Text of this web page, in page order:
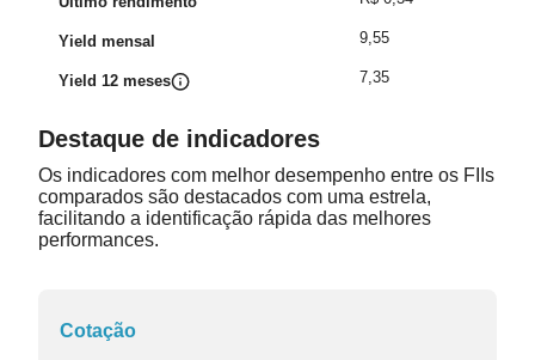
Yield mensal
Yield 12 meses
9,55
7,35
Destaque de indicadores
Os indicadores com melhor desempenho entre os FIIs
comparados são destacados com uma estrela,
facilitando a identificação rápida das melhores
performances.
Cotação